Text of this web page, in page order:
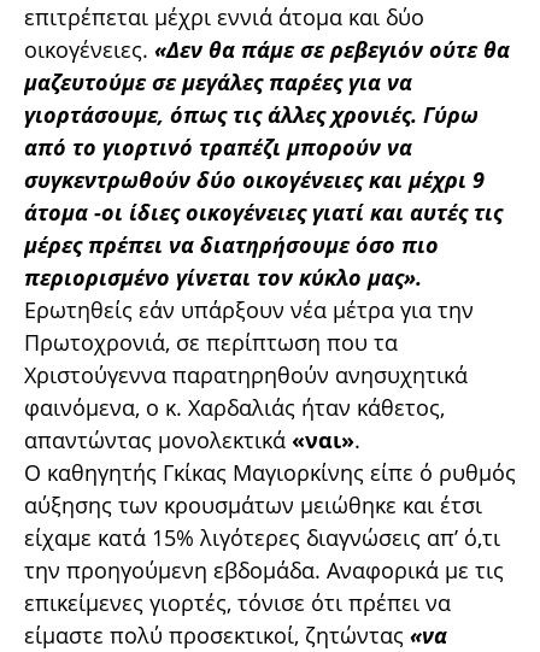
επιτρέπεται μέχρι εννιά άτομα και δύο
οικογένειες. «Δεν θα πάμε σε ρεβεγιόν ούτε θα
μαζευτούμε σε μεγάλες παρέες για να
γιορτάσουμε, όπως τις άλλες χρονιές. Γύρω
από το γιορτινό τραπέζι μπορούν να
συγκεντρωθούν δύο οικογένειες και μέχρι 9
άτομα -οι ίδιες οικογένειες γιατί και αυτές τις
μέρες πρέπει να διατηρήσουμε όσο πιο
περιορισμένο γίνεται τον κύκλο μας».
Ερωτηθείς εάν υπάρξουν νέα μέτρα για την
Πρωτοχρονιά, σε περίπτωση που τα
Χριστούγεννα παρατηρηθούν ανησυχητικά
φαινόμενα, ο κ. Χαρδαλιάς ήταν κάθετος,
απαντώντας μονολεκτικά «ναι».
Ο καθηγητής Γκίκας Μαγιορκίνης είπε ό ρυθμός
αύξησης των κρουσμάτων μειώθηκε και έτσι
είχαμε κατά 15% λιγότερες διαγνώσεις απ’ ό,τι
την προηγούμενη εβδομάδα. Αναφορικά με τις
επικείμενες γιορτές, τόνισε ότι πρέπει να
είμαστε πολύ προσεκτικοί, ζητώντας «να